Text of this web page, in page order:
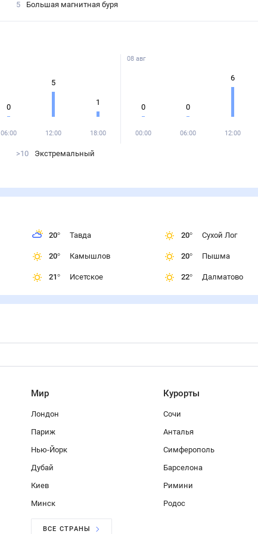
5
Большая магнитная буря
0
06:00
5
12:00
1
18:00
08 авг
0
00:00
0
06:00
6
12:00
>10 Экстремальный
20° Тавда
20° Камышлов
21° Исетское
20° Сухой Лог
20° Пышма
22° Далматово
Мир
Лондон
Париж
Нью-Йорк
Дубай
Киев
Минск
Курорты
Сочи
Анталья
Симферополь
Барселона
Римини
Родос
ВСЕ СТРАНЫ